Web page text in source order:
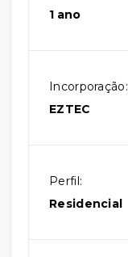
1 ano
Incorporação:
EZTEC
Perfil:
Residencial